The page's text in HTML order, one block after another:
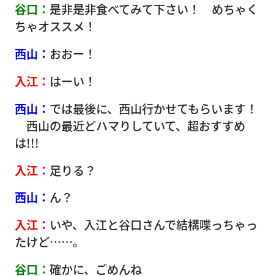
谷口： 是非是非食べてみて下さい！ めちゃく
ちゃオススメ！
西山： おおー！
入江： はーい！
西山： では最後に、西山行かせてもらいます！
西山の最近どハマりしていて、超おすすめ
は!!!
入江： 足りる？
西山： ん？
入江： いや、入江と谷口さんで結構喋っちゃっ
たけど……。
谷口： 確かに、ごめんね